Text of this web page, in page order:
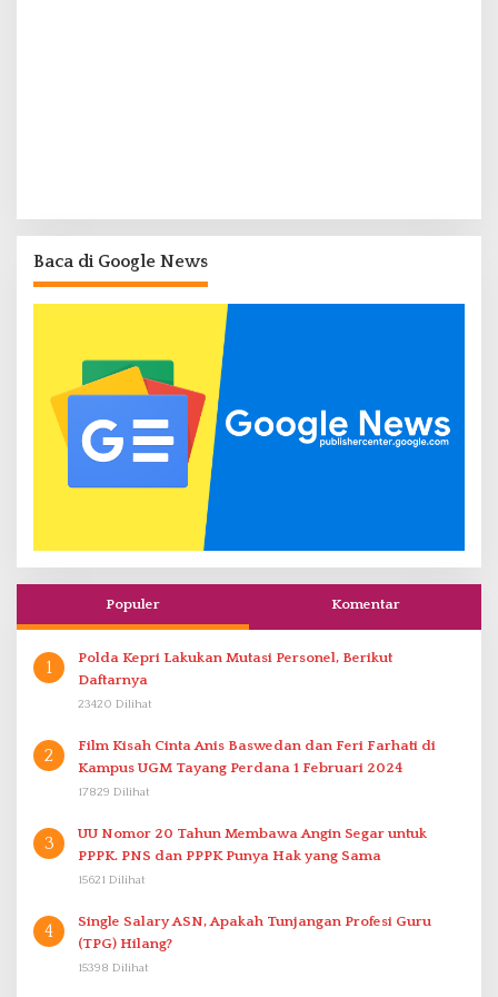
Baca di Google News
Populer Komentar
1
Polda Kepri Lakukan Mutasi Personel, Berikut
Daftarnya
23420 Dilihat
2
Film Kisah Cinta Anis Baswedan dan Feri Farhati di
Kampus UGM Tayang Perdana 1 Februari 2024
17829 Dilihat
3
UU Nomor 20 Tahun Membawa Angin Segar untuk
PPPK. PNS dan PPPK Punya Hak yang Sama
15621 Dilihat
4
Single Salary ASN, Apakah Tunjangan Profesi Guru
(TPG) Hilang?
15398 Dilihat